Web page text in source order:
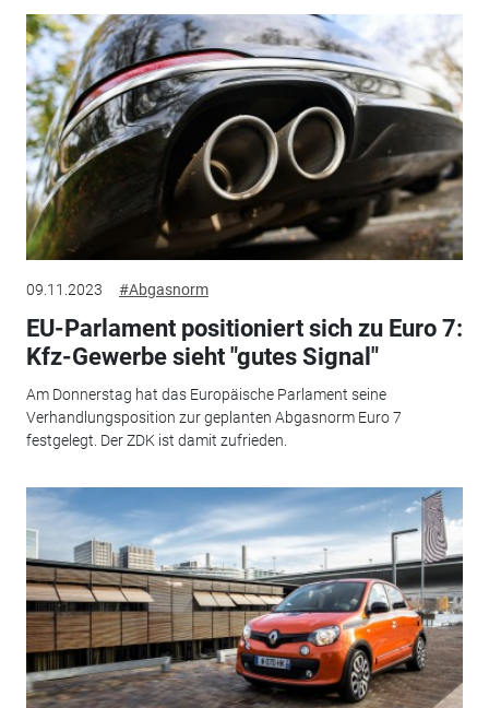
09.11.2023 #Abgasnorm
EU-Parlament positioniert sich zu Euro 7:
Kfz-Gewerbe sieht "gutes Signal"
Am Donnerstag hat das Europäische Parlament seine
Verhandlungsposition zur geplanten Abgasnorm Euro 7
festgelegt. Der ZDK ist damit zufrieden.